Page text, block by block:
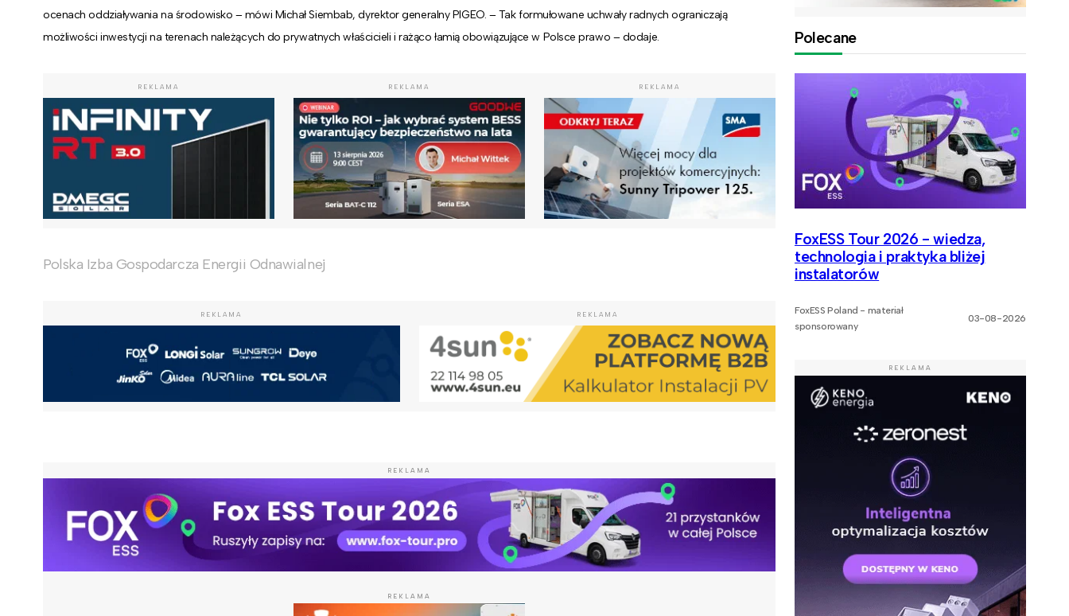
ocenach oddziaływania na środowisko – mówi Michał Siembab, dyrektor generalny PIGEO. – Tak formułowane uchwały radnych ograniczają
możliwości inwestycji na terenach należących do prywatnych właścicieli i rażąco łamią obowiązujące w Polsce prawo – dodaje.
REKLAMA REKLAMA REKLAMA
Polska Izba Gospodarcza Energii Odnawialnej
REKLAMA REKLAMA
REKLAMA
REKLAMA
Polecane
FoxESS Tour 2026 - wiedza,
technologia i praktyka bliżej
instalatorów
FoxESS Poland - materiał
sponsorowany
03-08-2026
REKLAMA